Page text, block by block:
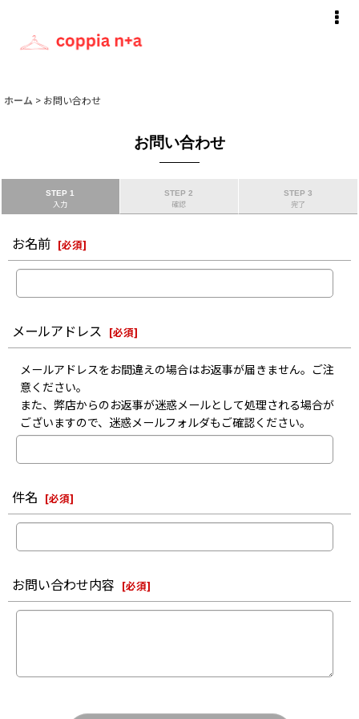
ホーム > お問い合わせ
お問い合わせ
STEP 1
入力
STEP 2
確認
STEP 3
完了
お名前 [必須]
メールアドレス [必須]
メールアドレスをお間違えの場合はお返事が届きません。ご注
意ください。
また、弊店からのお返事が迷惑メールとして処理される場合が
ございますので、迷惑メールフォルダもご確認ください。
件名 [必須]
お問い合わせ内容 [必須]